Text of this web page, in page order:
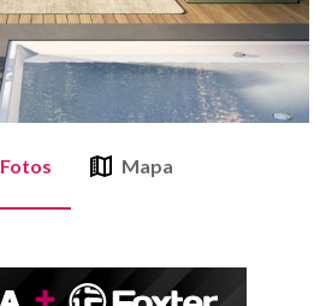
Fotos Mapa